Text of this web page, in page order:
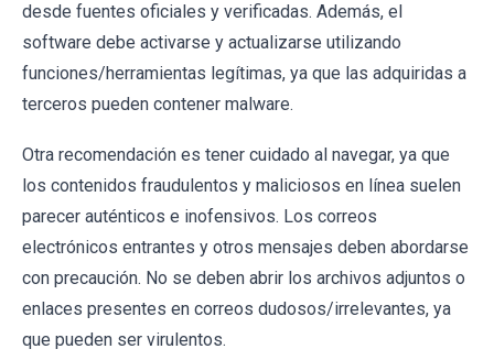
desde fuentes oficiales y verificadas. Además, el
software debe activarse y actualizarse utilizando
funciones/herramientas legítimas, ya que las adquiridas a
terceros pueden contener malware.
Otra recomendación es tener cuidado al navegar, ya que
los contenidos fraudulentos y maliciosos en línea suelen
parecer auténticos e inofensivos. Los correos
electrónicos entrantes y otros mensajes deben abordarse
con precaución. No se deben abrir los archivos adjuntos o
enlaces presentes en correos dudosos/irrelevantes, ya
que pueden ser virulentos.